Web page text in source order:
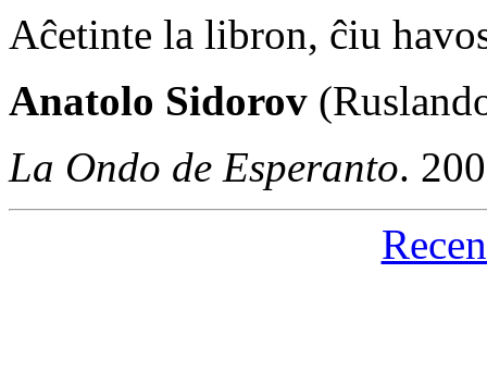
Aĉetinte la libron, ĉiu
Anatolo Sidorov
La Ondo de Esperanto.